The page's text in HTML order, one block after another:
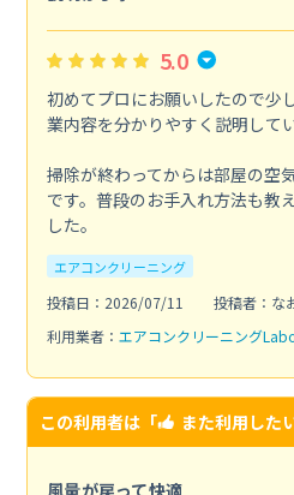
5.0
初めてプロにお願いしたので少
業内容を分かりやすく説明して
掃除が終わってからは部屋の空
です。普段のお手入れ方法も教
した。
エアコンクリーニング
投稿日：2026/07/11
投稿者：な
利用業者： エアコンクリーニング
この利用者は「 また利用した
風量が戻って快適